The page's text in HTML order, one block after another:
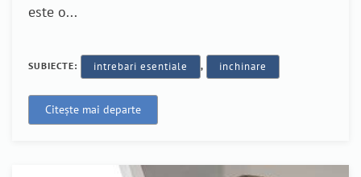
este o...
SUBIECTE: intrebari esentiale , inchinare
Citește mai departe